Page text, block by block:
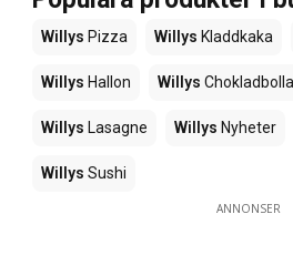
Willys Pizza Willys Kladdkaka
Willys Hallon Willys
Willys Lasagne Willys Nyheter
Willys Sushi
ANNONSER